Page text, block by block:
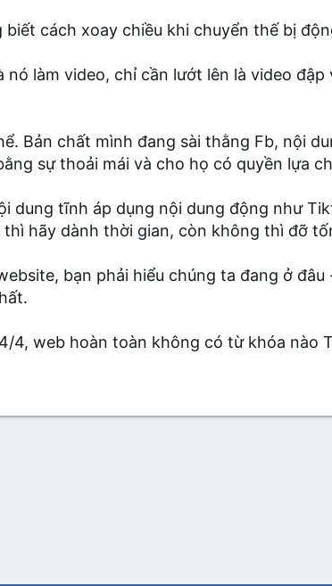
cách xoay chiều khi chuyển thế bị
nó làm video, chỉ cần lướt lên là video
Bản chất mình đang sài thằng Fb, nội
sự thoải mái và cho họ có quyền lựa
dung tĩnh áp dụng nội dung động như
hãy dành thời gian, còn không thì đỡ
bạn phải hiểu chúng ta đang ở
4, web hoàn toàn không có từ khóa nào